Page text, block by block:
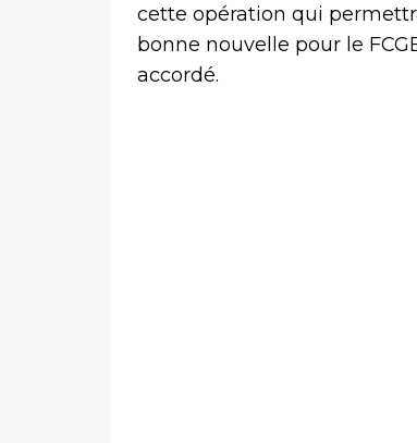
cette opération qui
bonne nouvelle pour le
accordé.